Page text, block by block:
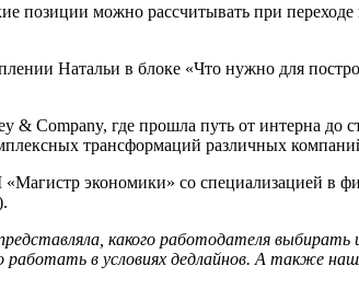
позиции можно рассчитывать при
Натальи в блоке «Что нужно для
Company, где прошла путь от интерна до
трансформаций различных
«Магистр экономики» со специализацией в
какого работодателя выбирать
в условиях дедлайнов. А также